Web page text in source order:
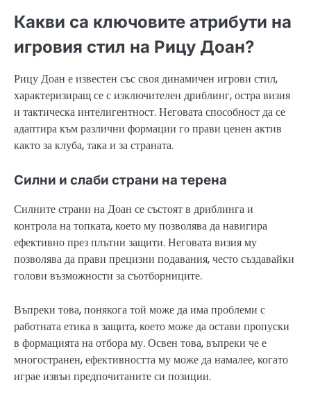
Какви са ключовите атрибути на
игровия стил на Рицу Доан?
Рицу Доан е известен със своя динамичен игрови стил,
характеризиращ се с изключителен дриблинг, остра визия
и тактическа интелигентност. Неговата способност да се
адаптира към различни формации го прави ценен актив
както за клуба, така и за страната.
Силни и слаби страни на терена
Силните страни на Доан се състоят в дриблинга и
контрола на топката, което му позволява да навигира
ефективно през плътни защити. Неговата визия му
позволява да прави прецизни подавания, често създавайки
голови възможности за съотборниците.
Въпреки това, понякога той може да има проблеми с
работната етика в защита, което може да остави пропуски
в формацията на отбора му. Освен това, въпреки че е
многостранен, ефективността му може да намалее, когато
играе извън предпочитаните си позиции.